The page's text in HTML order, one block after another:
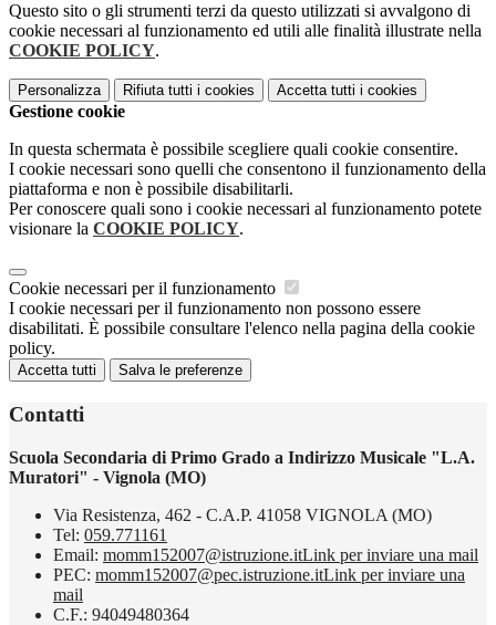
Questo sito o gli strumenti terzi da questo utilizzati si avvalgono di
cookie necessari al funzionamento ed utili alle finalità illustrate nella
COOKIE POLICY.
Personalizza Rifiuta tutti i cookies Accetta tutti i cookies
Gestione cookie
In questa schermata è possibile scegliere quali cookie consentire.
I cookie necessari sono quelli che consentono il funzionamento della
piattaforma e non è possibile disabilitarli.
Per conoscere quali sono i cookie necessari al funzionamento potete
visionare la COOKIE POLICY.
Cookie necessari per il funzionamento
I cookie necessari per il funzionamento non possono essere
disabilitati. È possibile consultare l'elenco nella pagina della cookie
policy.
Accetta tutti Salva le preferenze
Contatti
Scuola Secondaria di Primo Grado a Indirizzo Musicale "L.A.
Muratori" - Vignola (MO)
Via Resistenza, 462 - C.A.P. 41058 VIGNOLA (MO)
Tel: 059.771161
Email: momm152007@istruzione.itLink per inviare una mail
PEC: momm152007@pec.istruzione.itLink per inviare una
mail
C.F.: 94049480364